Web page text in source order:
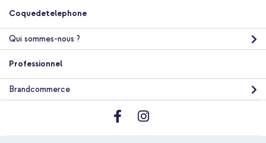
Coquedetelephone
Qui sommes-nous ?
Professionnel
Brandcommerce